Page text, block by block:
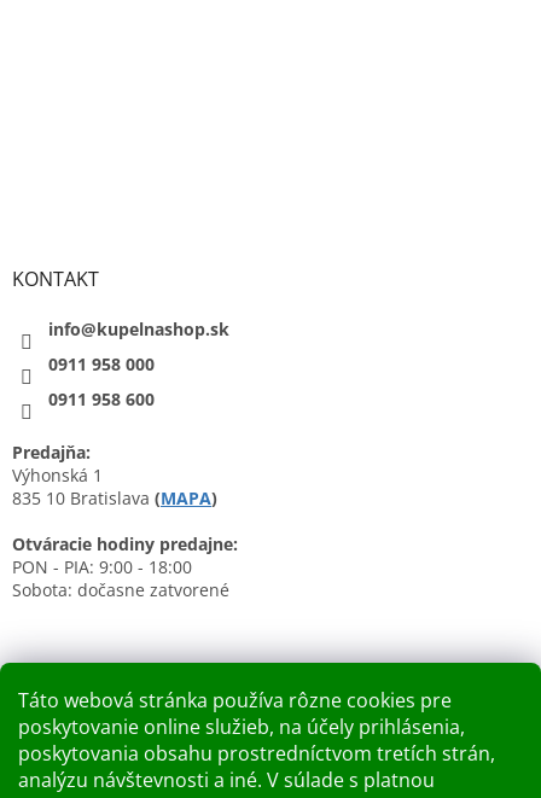
Táto webová stránka používa rôzne cookies pre
poskytovanie online služieb, na účely prihlásenia,
poskytovania obsahu prostredníctvom tretích strán,
analýzu návštevnosti a iné. V súlade s platnou
KONTAKT
info@kupelnashop.sk
0911 958 000
0911 958 600
Predajňa:
Výhonská 1
835 10 Bratislava (MAPA)
Otváracie hodiny predajne:
PON - PIA: 9:00 - 18:00
Sobota: dočasne zatvorené
Nákupný košík
0KS / 0 €